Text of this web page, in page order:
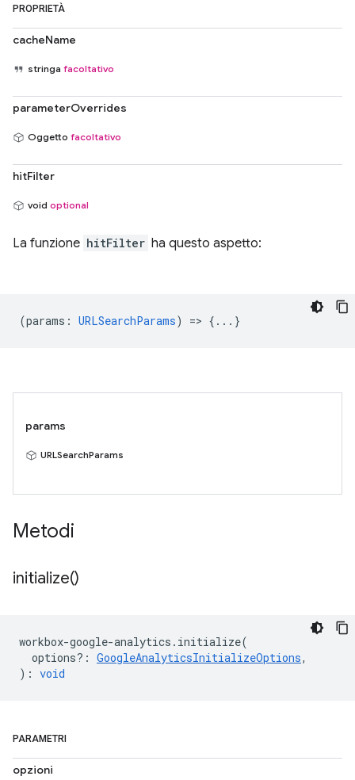
PROPRIETÀ
cacheName
stringa facoltativo
parameterOverrides
Oggetto facoltativo
hitFilter
void optional
La funzione hitFilter ha questo aspetto:
(params : URLSearchParams) => {...}
params
URLSearchParams
Metodi
initialize()
workbox-google-analytics . initialize(
options? : GoogleAnalyticsInitializeOptions,
) : void
PARAMETRI
opzioni